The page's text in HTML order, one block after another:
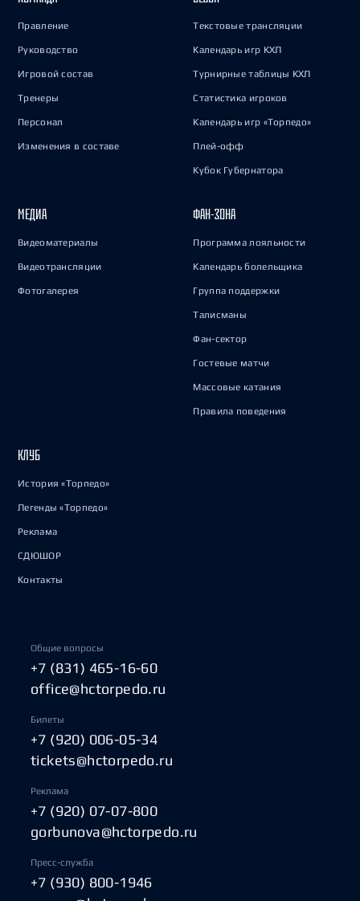
Правление
Руководство
Игровой состав
Тренеры
Персонал
Изменения в составе
Текстовые трансляции
Календарь игр КХЛ
Турнирные таблицы КХЛ
Статистика игроков
Календарь игр «Торпедо»
Плей-офф
Кубок Губернатора
МЕДИА
Видеоматериалы
Видеотрансляции
Фотогалерея
ФАН-ЗОНА
Программа лояльности
Календарь болельщика
Группа поддержки
Талисманы
Фан-сектор
Гостевые матчи
Массовые катания
Правила поведения
КЛУБ
История «Торпедо»
Легенды «Торпедо»
Реклама
СДЮШОР
Контакты
Общие вопросы
+7 (831) 465-16-60
office@hctorpedo.ru
Билеты
+7 (920) 006-05-34
tickets@hctorpedo.ru
Реклама
+7 (920) 07-07-800
gorbunova@hctorpedo.ru
Пресс-служба
+7 (930) 800-1946